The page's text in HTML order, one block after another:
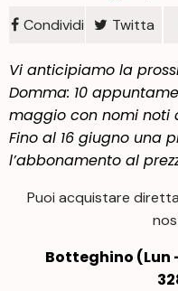
Condividi Twitta
Vi anticipiamo la
Domma: 10
maggio con nomi noti
Fino al 16 giugno una
l’abbonamento al
Puoi acquistare
Botteghino (Lun